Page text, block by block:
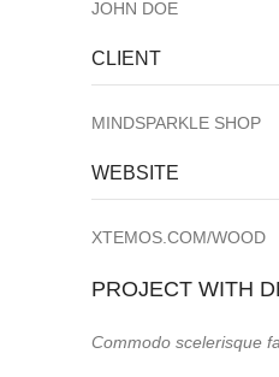
JOHN DOE
CLIENT
MINDSPARKLE SHOP
WEBSITE
XTEMOS.COM/WOOD
PROJECT WITH
Commodo scelerisque